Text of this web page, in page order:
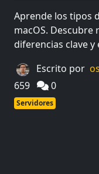
Aprende los tipos
macOS. Descubre
diferencias clave
Escrito por
659
0
Servidores